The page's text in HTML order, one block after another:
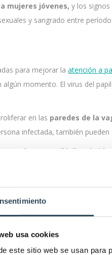
usa cookies
este sitio web se usan para
mujeres jóvenes, y los
y sangrado entre
para mejorar la atención a
algún momento. El virus del
en las paredes de la
infectada, también
venéreas son fáciles de
sexuales y verrugas.
tamaño que viven en lazona
de los
piojos del pubis